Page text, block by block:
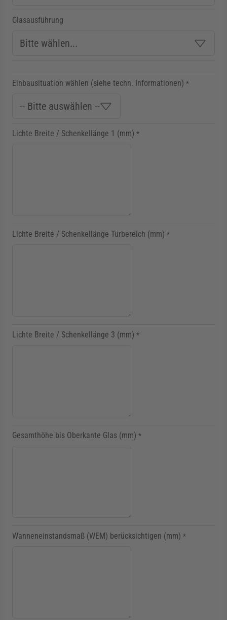
Glasausführung
Einbausituation wählen (siehe techn. Informationen) *
Lichte Breite / Schenkellänge 1 (mm) *
Lichte Breite / Schenkellänge Türbereich (mm) *
Lichte Breite / Schenkellänge 3 (mm) *
Gesamthöhe bis Oberkante Glas (mm) *
Wanneneinstandsmaß (WEM) berücksichtigen (mm) *